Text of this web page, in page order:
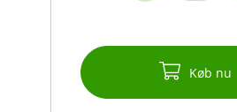
Køb nu